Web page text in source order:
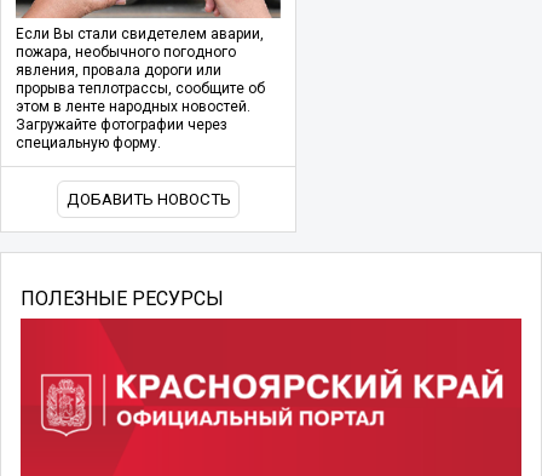
Если Вы стали свидетелем аварии,
пожара, необычного погодного
явления, провала дороги или
прорыва теплотрассы, сообщите об
этом в ленте народных новостей.
Загружайте фотографии через
специальную форму.
ДОБАВИТЬ НОВОСТЬ
ПОЛЕЗНЫЕ РЕСУРСЫ